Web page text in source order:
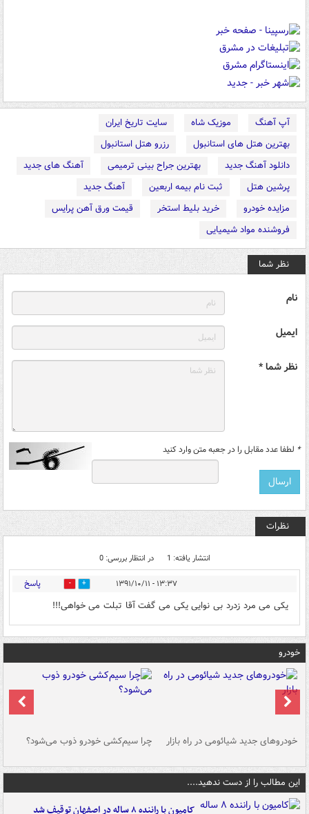
آپ آهنگ موزیک شاه
سایت تاریخ ایران
بهترین هتل های استانبول
رزرو هتل استانبول
دانلود آهنگ جدید
بهترین جراح بینی ترمیمی
آهنگ های جدید
پرشین هتل
ثبت نام بیمه اربعین
آهنگ جدید
مزایده خودرو
خرید بلیط استخر
قیمت ورق آهن پرایس
فروشنده مواد شیمیایی
نظر شما
نام
ایمیل
نظر شما *
* لطفا عدد مقابل را در جعبه متن وارد کنید
نظرات
انتشار یافته: 1 در انتظار بررسی: 0
۱۳:۳۷ - ۱۳۹۱/۱۰/۱۱ 0 پاسخ
یکی می مرد زدرد بی نوایی یکی می گفت آقا تبلت می خواهی!!!
خودرو
خودروهای جدید شیائومی در راه بازار چرا سیم‌کشی خودرو ذوب می‌شود؟
این مطالب را از دست ندهید....
کامیون با راننده ۸ ساله در اصفهان توقیف شد